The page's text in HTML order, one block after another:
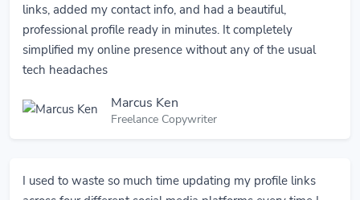
links, added my contact info, and had a beautiful,
professional profile ready in minutes. It completely
simplified my online presence without any of the usual
tech headaches
Marcus Ken
Freelance Copywriter
I used to waste so much time updating my profile links